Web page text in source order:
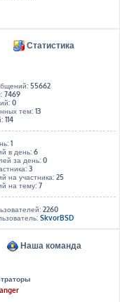
Статистика
55662
7469
0
тем:13
114
1
в день:6
за день:0
3
на участника:25
на тему:7
2260
SkvorBSD
Наша команда